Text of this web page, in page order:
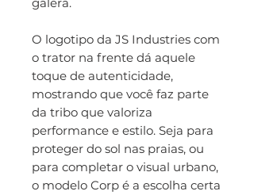
O logotipo da JS Industries com
o trator na frente dá aquele
toque de autenticidade,
mostrando que você faz parte
da tribo que valoriza
performance e estilo. Seja para
proteger do sol nas praias, ou
para completar o visual urbano,
o modelo Corp é a escolha certa